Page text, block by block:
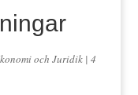
och Juridik| 4